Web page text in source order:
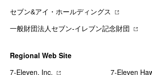
セブン&アイ・ホールディングス
一般財団法人セブン-イレブン記念財団
Regional Web Site
7‐Eleven, Inc.
7‐Eleven